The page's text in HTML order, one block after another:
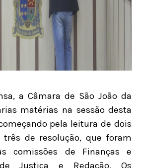
a Câmara de São João da
matérias na sessão desta
pela leitura de dois
de resolução, que foram
comissões de Finanças e
Justiça e Redação. Os